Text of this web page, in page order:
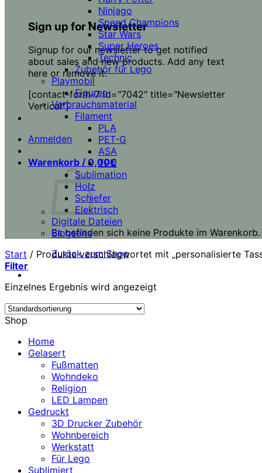
Sign up for Newsletter
Signup for our newsletter to get notified
about sales and new products. Add any text
here or remove it.
[contact-form-7 id="7042" title="Newsletter
Vertical"]
Anmelden
Warenkorb / 0,00€
Es befinden sich keine Produkte im Warenkorb.
Zurück zum Shop
Ninjago
Speed Champions
Star Wars
Super Heroes
Technic
Zubehör für Lego
Playmobil
Figuren
Verbrauchsmaterial
Filament
PLA
PET-G
ASA
TPU
Sublimation
Holz
Schiefer
Elektrisch
Digitale Dateien
Blogseite
Start / Produkte verschlagwortet mit „personalisierte
Filter
Einzelnes Ergebnis wird angezeigt
Shop
Home
Gelasert
Fußmatten
Wohndeko
Religion
LED Lampen
Gedruckt
3D Drucker Zubehör
Wohnbereich
Werkstatt
Für Lego
Sublimiert